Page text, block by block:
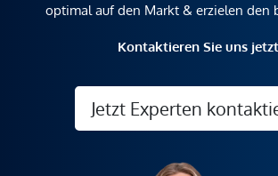
optimal auf den Markt & erzielen den
Kontaktieren Sie uns jetzt.
Jetzt Experten